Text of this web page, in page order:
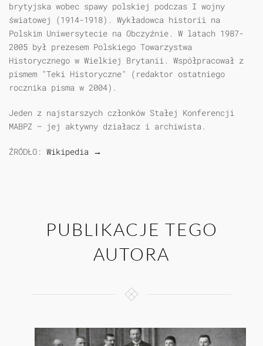
brytyjska wobec spawy polskiej podczas I wojny
światowej (1914-1918). Wykładowca historii na
Polskim Uniwersytecie na Obczyźnie. W latach 1987-
2005 był prezesem Polskiego Towarzystwa
Historycznego w Wielkiej Brytanii. Współpracował z
pismem "Teki Historyczne" (redaktor ostatniego
rocznika pisma w 2004).
Jeden z najstarszych członków Stałej Konferencji
MABPZ – jej aktywny działacz i archiwista.
ŹRÓDŁO: Wikipedia →
PUBLIKACJE TEGO
AUTORA